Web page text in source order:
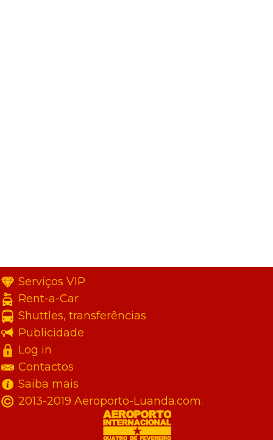
Serviços VIP
Rent-a-Car
Shuttles, transferências
Publicidade
Log in
Contactos
Saiba mais
2013-2019 Aeroporto-Luanda.com.